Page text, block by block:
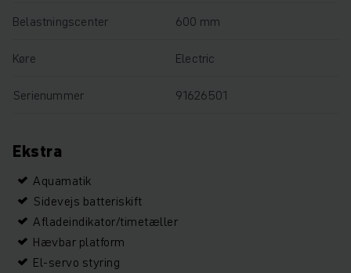
Belastningscenter 600 mm
Køre Electric
Serienummer 91626501
Ekstra
Aquamatik
Sidevejs batteriskift
Afladeindikator/timetæller
Hævbar platform
El-servo styring